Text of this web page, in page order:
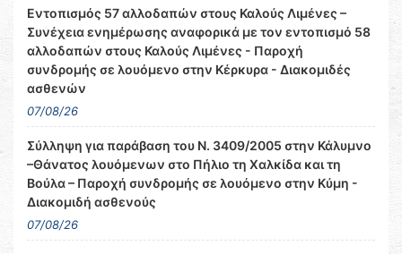
Εντοπισμός 57 αλλοδαπών στους Καλούς Λιμένες –
Συνέχεια ενημέρωσης αναφορικά με τον εντοπισμό 58
αλλοδαπών στους Καλούς Λιμένες - Παροχή
συνδρομής σε λουόμενο στην Κέρκυρα - Διακομιδές
ασθενών
07/08/26
Σύλληψη για παράβαση του Ν. 3409/2005 στην Κάλυμνο
–Θάνατος λουόμενων στο Πήλιο τη Χαλκίδα και τη
Βούλα – Παροχή συνδρομής σε λουόμενο στην Κύμη -
Διακομιδή ασθενούς
07/08/26